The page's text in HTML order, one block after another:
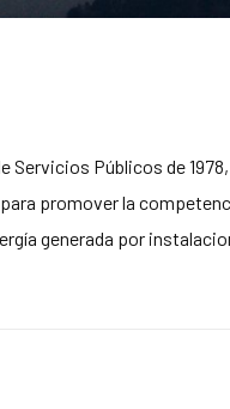
Servicios Públicos de
promover la
generada por